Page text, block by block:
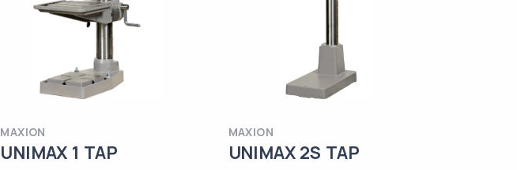
MAXION
UNIMAX 1 TAP
MAXION
UNIMAX 2S TAP